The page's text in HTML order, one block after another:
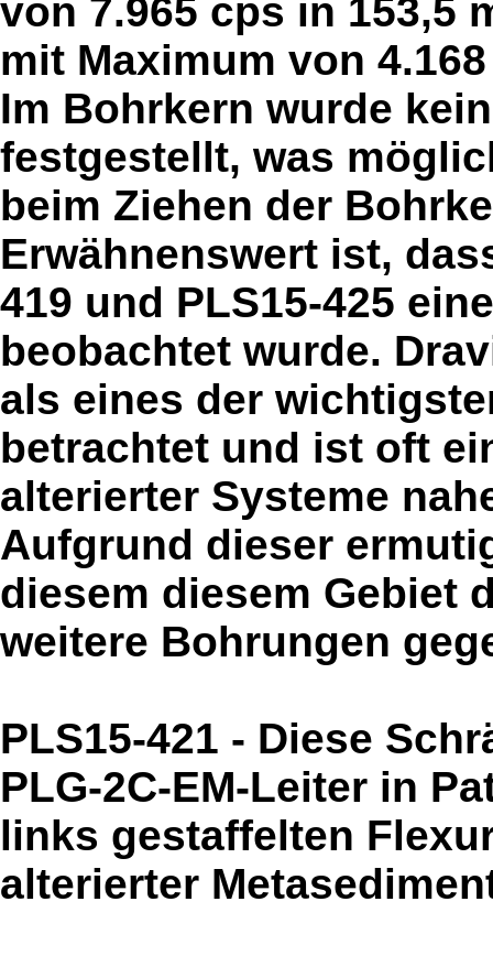
von 7.965 cps in 153,5
mit Maximum von
Im Bohrkern wurde
festgestellt, was
beim Ziehen der
Erwähnenswert ist,
419 und PLS15-425
beobachtet wurde.
als eines der
betrachtet und ist oft
alterierter Systeme
Aufgrund dieser
diesem diesem Gebiet
weitere Bohrungen
PLS15-421 - Diese
PLG-2C-EM-Leiter in
links gestaffelten
alterierter